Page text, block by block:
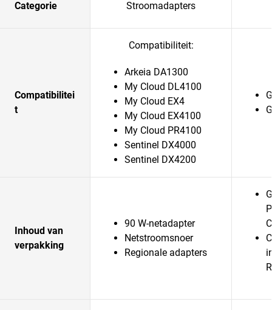
Categorie Stroomadapters
Compatibilitei
t
Compatibiliteit:
Arkeia DA1300
My Cloud DL4100
My Cloud EX4
My Cloud EX4100
My Cloud PR4100
Sentinel DX4000
Sentinel DX4200
Inhoud van
verpakking
90 W-netadapter
Netstroomsnoer
Regionale adapters